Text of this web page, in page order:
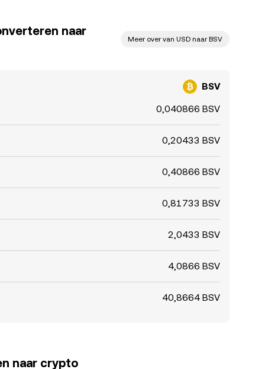
naar
Meer over van USD naar BSV
BSV
0,040866 BSV
0,20433 BSV
0,40866 BSV
0,81733 BSV
2,0433 BSV
4,0866 BSV
40,8664 BSV
naar crypto